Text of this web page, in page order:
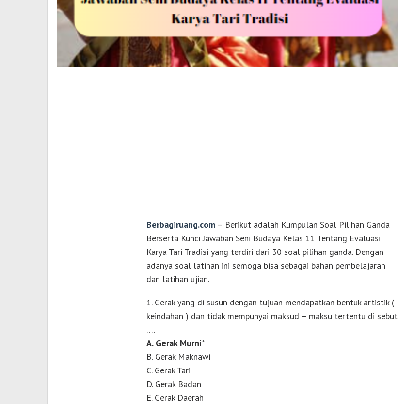
Berbagiruang.com– Berikut adalah Kumpulan Soal Pilihan Ganda
Berserta Kunci Jawaban Seni Budaya Kelas 11 Tentang Evaluasi
Karya Tari Tradisi yang terdiri dari 30 soal pilihan ganda. Dengan
adanya soal latihan ini semoga bisa sebagai bahan pembelajaran
dan latihan ujian.
1. Gerak yang di susun dengan tujuan mendapatkan bentuk artistik (
keindahan ) dan tidak mempunyai maksud – maksu tertentu di sebut
….
A. Gerak Murni*
B. Gerak Maknawi
C. Gerak Tari
D. Gerak Badan
E. Gerak Daerah